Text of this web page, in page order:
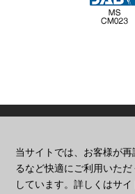
本 大阪府東大
和歌山 和歌山県日
当サイトでは、お客様が
るなど快適にご利用いた
しています。詳しくはサイ